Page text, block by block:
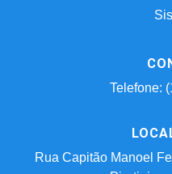
Telefone:
Rua Capitão Manoel